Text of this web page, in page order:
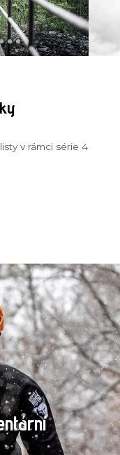
v rámci série 4